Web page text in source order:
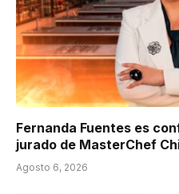
Fernanda Fuentes es
jurado de MasterChef
Agosto 6, 2026